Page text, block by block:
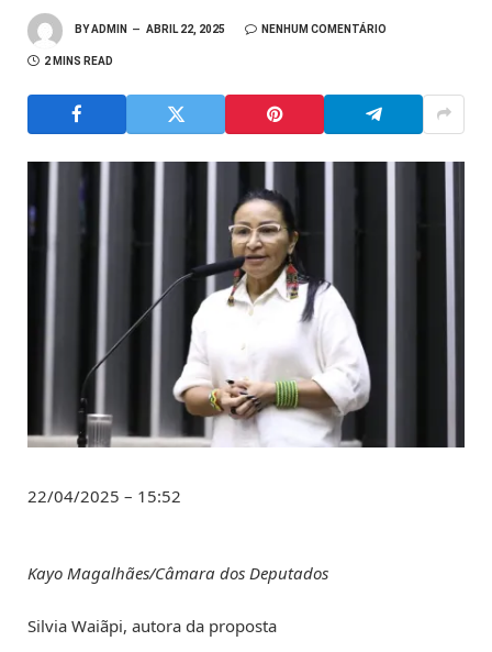
BYADMIN ABRIL 22, 2025 NENHUM COMENTÁRIO
2 MINS READ
22/04/2025 – 15:52
Kayo Magalhães/Câmara dos Deputados
Silvia Waiãpi, autora da proposta